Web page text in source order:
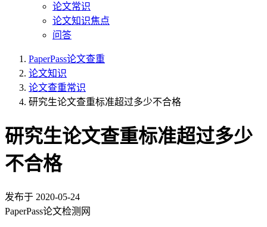
论文常识
论文知识焦点
问答
PaperPass论文查重
论文知识
论文查重常识
研究生论文查重标准超过多少不合格
研究生论文查重标准超过多少
不合格
发布于 2020-05-24
PaperPass论文检测网